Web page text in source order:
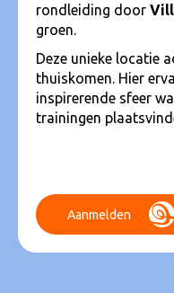
rondleiding door
groen.
Deze unieke locatie
thuiskomen. Hier
inspirerende sfeer
trainingen
Aanmelden